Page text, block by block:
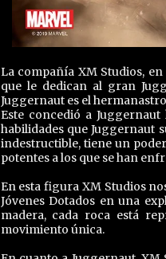
La compañía XM Studios,
que le dedican al gran
Juggernaut es el
Este concedió a
habilidades que Juggernaut
indestructible, tiene un
potentes a los que se han
En esta figura XM Studios
Jóvenes Dotados en una
madera, cada roca está
movimiento única.